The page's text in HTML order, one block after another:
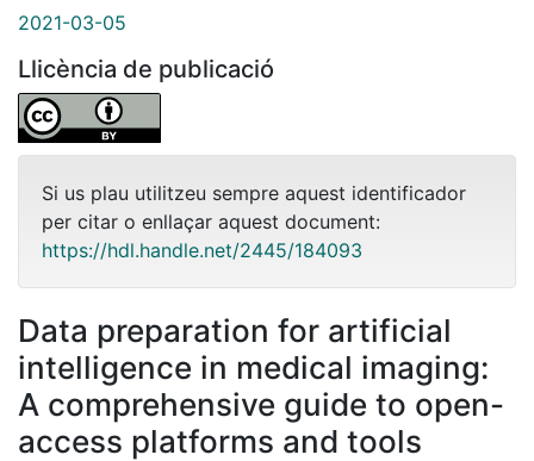
2021-03-05
Llicència de publicació
Si us plau utilitzeu sempre aquest identificador
per citar o enllaçar aquest document:
https://hdl.handle.net/2445/184093
Data preparation for artificial
intelligence in medical imaging:
A comprehensive guide to open-
access platforms and tools